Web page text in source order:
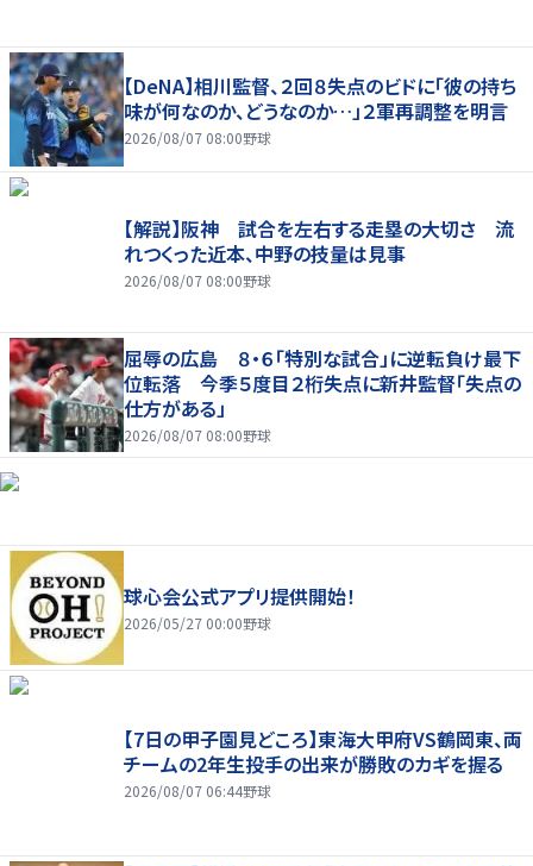
【DeNA】相川監督、２回８失点のビドに「彼の持ち
味が何なのか、どうなのか…」２軍再調整を明言
2026/08/07 08:00野球
【解説】阪神 試合を左右する走塁の大切さ 流
れつくった近本、中野の技量は見事
2026/08/07 08:00野球
屈辱の広島 ８・６「特別な試合」に逆転負け最下
位転落 今季５度目２桁失点に新井監督「失点の
仕方がある」
2026/08/07 08:00野球
球心会公式アプリ提供開始！
2026/05/27 00:00野球
【7日の甲子園見どころ】東海大甲府VS鶴岡東、両
チームの2年生投手の出来が勝敗のカギを握る
2026/08/07 06:44野球